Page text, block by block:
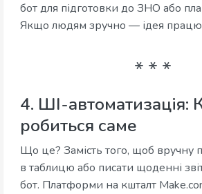
бот для підготовки до ЗНО або
Якщо людям зручно — ідея
4. ШІ-автоматизація:
робиться саме
Що це? Замість того, щоб вручну
в таблицю або писати щоденні
бот. Платформи на кшталт